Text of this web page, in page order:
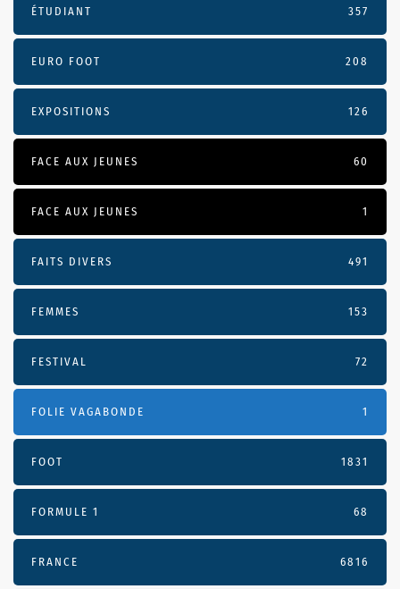
ÉTUDIANT 357
EURO FOOT 208
EXPOSITIONS 126
FACE AUX JEUNES 60
FACE AUX JEUNES 1
FAITS DIVERS 491
FEMMES 153
FESTIVAL 72
FOLIE VAGABONDE 1
FOOT 1831
FORMULE 1 68
FRANCE 6816